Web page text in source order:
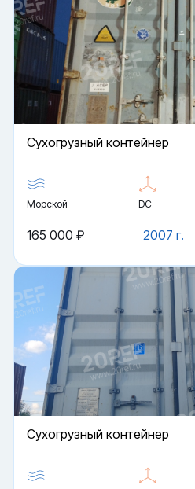
Cухогрузный контейнер
Морской DC
2007 г.
165 000 ₽
Cухогрузный контейнер